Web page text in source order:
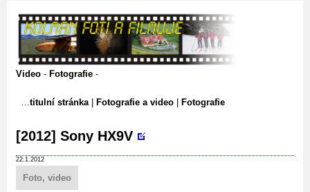
Video - Fotografie -
titulní stránka| Fotografie a video| Fotografie
[2012] Sony HX9V
22.1.2012
Foto, video